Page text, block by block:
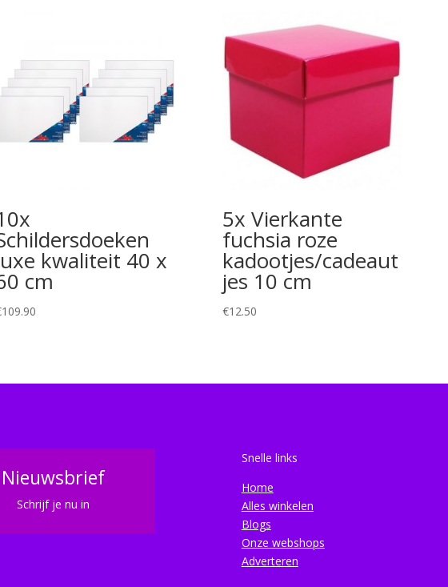
kwaliteit 40 x
cm
109.90
5x Vierkante
fuchsia roze
kadootjes/cadeaut
jes 10 cm
€12.50
Nieuwsbrief
Schrijf je nu in
Snelle links
Home
Alles winkelen
Blogs
Onze webshops
Adverteren